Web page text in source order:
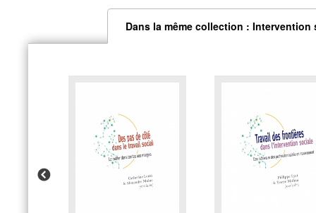
Dans la même collection :